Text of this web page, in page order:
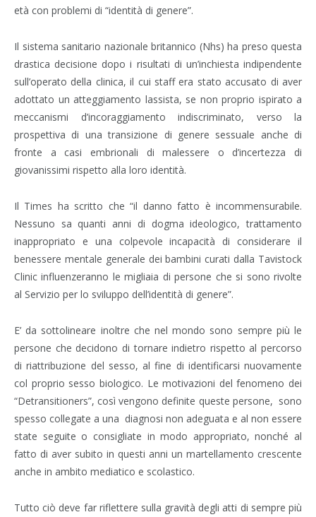
età con problemi di “identità di genere”.
Il sistema sanitario nazionale britannico (Nhs) ha preso questa
drastica decisione dopo i risultati di un’inchiesta indipendente
sull’operato della clinica, il cui staff era stato accusato di aver
adottato un atteggiamento lassista, se non proprio ispirato a
meccanismi d’incoraggiamento indiscriminato, verso la
prospettiva di una transizione di genere sessuale anche di
fronte a casi embrionali di malessere o d’incertezza di
giovanissimi rispetto alla loro identità.
Il Times ha scritto che “il danno fatto è incommensurabile.
Nessuno sa quanti anni di dogma ideologico, trattamento
inappropriato e una colpevole incapacità di considerare il
benessere mentale generale dei bambini curati dalla Tavistock
Clinic influenzeranno le migliaia di persone che si sono rivolte
al Servizio per lo sviluppo dell’identità di genere”.
E’ da sottolineare inoltre che nel mondo sono sempre più le
persone che decidono di tornare indietro rispetto al percorso
di riattribuzione del sesso, al fine di identificarsi nuovamente
col proprio sesso biologico. Le motivazioni del fenomeno dei
“Detransitioners”, così vengono definite queste persone, sono
spesso collegate a una diagnosi non adeguata e al non essere
state seguite o consigliate in modo appropriato, nonché al
fatto di aver subito in questi anni un martellamento crescente
anche in ambito mediatico e scolastico.
Tutto ciò deve far riflettere sulla gravità degli atti di sempre più